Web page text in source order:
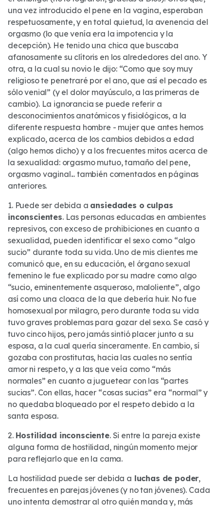
una vez introducido el pene en la vagina, esperaban
respetuosamente, y en total quietud, la avenencia del
orgasmo (lo que venía era la impotencia y la
decepción). He tenido una chica que buscaba
afanosamente su clítoris en los alrededores del ano. Y
otra, a la cual su novio le dijo: “Como que soy muy
religioso te penetraré por el ano, que así el pecado es
sólo venial” (y el dolor mayúsculo, a las primeras de
cambio). La ignorancia se puede referir a
desconocimientos anatómicos y fisiológicos, a la
diferente respuesta hombre - mujer que antes hemos
explicado, acerca de los cambios debidos a edad
(algo hemos dicho) y a los frecuentes mitos acerca de
la sexualidad: orgasmo mutuo, tamaño del pene,
orgasmo vaginal... también comentados en páginas
anteriores.
1. Puede ser debida a ansiedades o culpas
inconscientes. Las personas educadas en ambientes
represivos, con exceso de prohibiciones en cuanto a
sexualidad, pueden identificar el sexo como “algo
sucio” durante toda su vida. Uno de mis clientes me
comunicó que, en su educación, el órgano sexual
femenino le fue explicado por su madre como algo
“sucio, eminentemente asqueroso, maloliente”, algo
así como una cloaca de la que debería huir. No fue
homosexual por milagro, pero durante toda su vida
tuvo graves problemas para gozar del sexo. Se casó y
tuvo cinco hijos, pero jamás sintió placer junto a su
esposa, a la cual quería sinceramente. En cambio, sí
gozaba con prostitutas, hacia las cuales no sentía
amor ni respeto, y a las que veía como “más
normales” en cuanto a juguetear con las “partes
sucias”. Con ellas, hacer “cosas sucias” era “normal” y
no quedaba bloqueado por el respeto debido a la
santa esposa.
2. Hostilidad inconsciente. Si entre la pareja existe
alguna forma de hostilidad, ningún momento mejor
para reflejarlo que en la cama.
La hostilidad puede ser debida a luchas de poder,
frecuentes en parejas jóvenes (y no tan jóvenes). Cada
uno intenta demostrar al otro quién manda y, más